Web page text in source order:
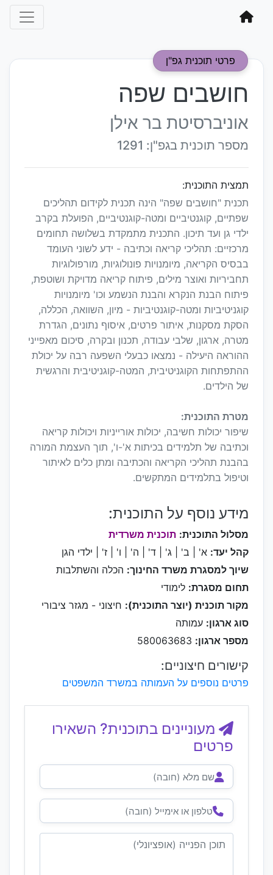
פרטי תוכנית גפ"ן
חושבים שפה
אוניברסיטת בר אילן
מספר תוכנית בגפ"ן: 1291
תמצית התוכנית:
תכנית "חושבים שפה" הינה תכנית לקידום תהליכים
שפתיים, קוגנטיביים ומטה-קוגנטיביים, הפועלת בקרב
ילדי גן ועד תיכון. התכנית מתמקדת בשלושה תחומים
מרכזיים: תהליכי קריאה וכתיבה - ידע לשוני העומד
בבסיס הקריאה, מיומנויות פונולוגיות, מורפולוגיות
תחביריות ואוצר מילים, פיתוח קריאה מדויקת ושוטפת,
פיתוח הבנת הנקרא והבנת הנשמע וכו' מיומנויות
קוגניטיביות ומטה-קוגנטיביות - מיון, השוואה, הכללה,
הסקת מסקנות, איתור פרטים, איסוף נתונים, הגדרת
מטרה, ארגון, שלבי עבודה, תכנון ובקרה, סיכום מאפייני
ההוראה היעילה - נמצאו כבעלי השפעה רבה על יכולת
ההתפתחות הקוגניטיבית, המטה-קוגניטיבית והרגשית
של הילדים.
מטרת התוכנית:
שיפור יכולות חשיבה, יכולות אורייניות ויכולות קריאה
וכתיבה של תלמידים בכיתות א'-ו', תוך העצמת המורה
בהבנת תהליכי הקריאה והכתיבה ומתן כלים לאיתור
וטיפול בתלמידים המתקשים.
מידע נוסף על התוכנית:
מסלול התוכנית: תוכנית משרדית
קהל יעד: א' | ב' | ג' | ד' | ה' | ו' | ז' | ילדי הגן
שיוך למסגרת משרד החינוך: הכלה והשתלבות
תחום מסגרת: לימודי
מקור תוכנית (יוצר התוכנית): חיצוני - מגזר ציבורי
סוג ארגון: עמותה
מספר ארגון:
קישורים חיצוניים:
פרטים נוספים על העמותה במשרד המשפטים
מעוניינים בתוכנית? השאירו
פרטים